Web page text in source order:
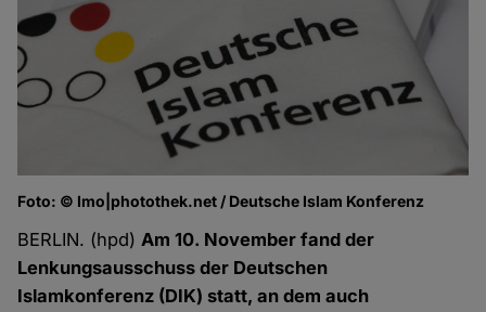
Foto: © Imo|photothek.net / Deutsche Islam Konferenz
BERLIN. (hpd)Am 10. November fand der
Lenkungsausschuss der Deutschen
Islamkonferenz (DIK) statt, an dem auch